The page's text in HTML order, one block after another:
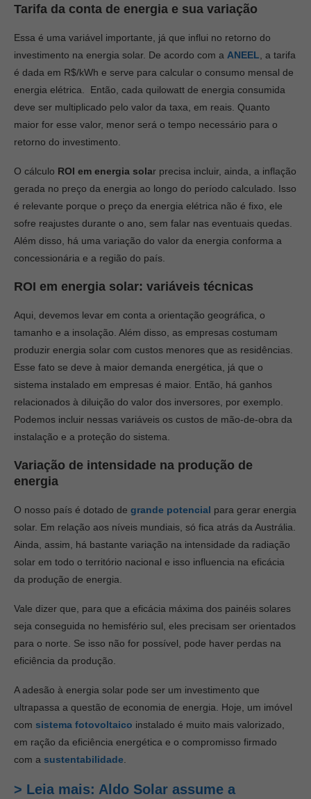
Tarifa da conta de energia e sua variação
Essa é uma variável importante, já que influi no retorno do
investimento na energia solar. De acordo com a ANEEL , a tarifa
é dada em R$/kWh e serve para calcular o consumo mensal de
energia elétrica. Então, cada quilowatt de energia consumida
deve ser multiplicado pelo valor da taxa, em reais. Quanto
maior for esse valor, menor será o tempo necessário para o
retorno do investimento.
O cálculo ROI em energia solar precisa incluir, ainda, a inflação
gerada no preço da energia ao longo do período calculado. Isso
é relevante porque o preço da energia elétrica não é fixo, ele
sofre reajustes durante o ano, sem falar nas eventuais quedas.
Além disso, há uma variação do valor da energia conforma a
concessionária e a região do país.
ROI em energia solar: variáveis técnicas
Aqui, devemos levar em conta a orientação geográfica, o
tamanho e a insolação. Além disso, as empresas costumam
produzir energia solar com custos menores que as residências.
Esse fato se deve à maior demanda energética, já que o
sistema instalado em empresas é maior. Então, há ganhos
relacionados à diluição do valor dos inversores, por exemplo.
Podemos incluir nessas variáveis os custos de mão-de-obra da
instalação e a proteção do sistema.
Variação de intensidade na produção de
energia
O nosso país é dotado de grande potencial para gerar energia
solar. Em relação aos níveis mundiais, só fica atrás da Austrália.
Ainda, assim, há bastante variação na intensidade da radiação
solar em todo o território nacional e isso influencia na eficácia
da produção de energia.
Vale dizer que, para que a eficácia máxima dos painéis solares
seja conseguida no hemisfério sul, eles precisam ser orientados
para o norte. Se isso não for possível, pode haver perdas na
eficiência da produção.
A adesão à energia solar pode ser um investimento que
ultrapassa a questão de economia de energia. Hoje, um imóvel
com sistema fotovoltaico instalado é muito mais valorizado,
em ração da eficiência energética e o compromisso firmado
com a sustentabilidade
> Leia mais: Aldo Solar assume a